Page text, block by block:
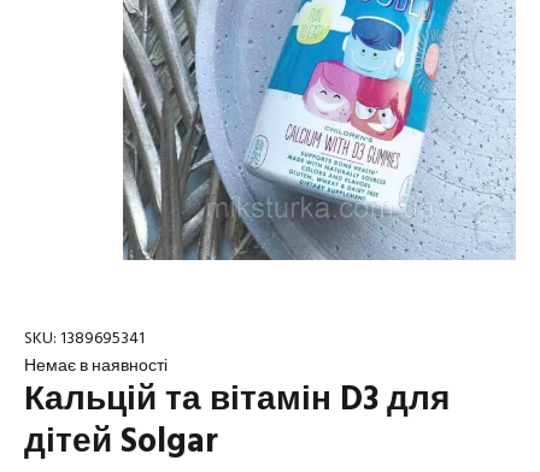
SKU:1389695341
Немає в наявності
Кальцій та вітамін D3 для
дітей Solgar